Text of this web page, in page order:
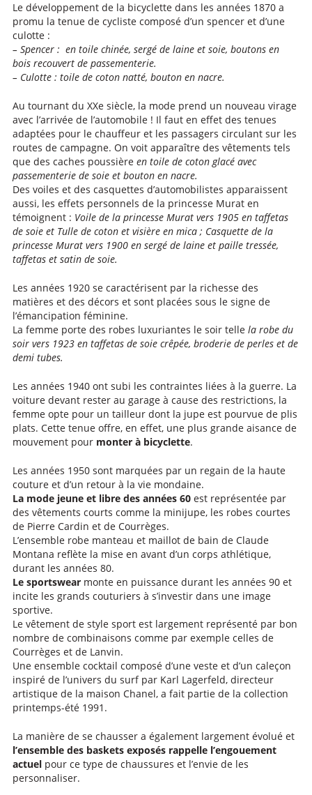
Le développement de la bicyclette dans les années 1870 a
promu la tenue de cycliste composé d’un spencer et d’une
culotte :
– Spencer : en toile chinée, sergé de laine et soie, boutons en
bois recouvert de passementerie.
– Culotte : toile de coton natté, bouton en nacre.
Au tournant du XXe siècle, la mode prend un nouveau virage
avec l’arrivée de l’automobile ! Il faut en effet des tenues
adaptées pour le chauffeur et les passagers circulant sur les
routes de campagne. On voit apparaître des vêtements tels
que des caches poussière en toile de coton glacé avec
passementerie de soie et bouton en nacre.
Des voiles et des casquettes d’automobilistes apparaissent
aussi, les effets personnels de la princesse Murat en
témoignent : Voile de la princesse Murat vers 1905 en taffetas
de soie et Tulle de coton et visière en mica ; Casquette de la
princesse Murat vers 1900 en sergé de laine et paille tressée,
taffetas et satin de soie.
Les années 1920 se caractérisent par la richesse des
matières et des décors et sont placées sous le signe de
l’émancipation féminine.
La femme porte des robes luxuriantes le soir telle la robe du
soir vers 1923 en taffetas de soie crêpée, broderie de perles et de
demi tubes.
Les années 1940 ont subi les contraintes liées à la guerre. La
voiture devant rester au garage à cause des restrictions, la
femme opte pour un tailleur dont la jupe est pourvue de plis
plats. Cette tenue offre, en effet, une plus grande aisance de
mouvement pour monter à bicyclette.
Les années 1950 sont marquées par un regain de la haute
couture et d’un retour à la vie mondaine.
La mode jeune et libre des années 60 est représentée par
des vêtements courts comme la minijupe, les robes courtes
de Pierre Cardin et de Courrèges.
L’ensemble robe manteau et maillot de bain de Claude
Montana reflète la mise en avant d’un corps athlétique,
durant les années 80.
Le sportswear monte en puissance durant les années 90 et
incite les grands couturiers à s’investir dans une image
sportive.
Le vêtement de style sport est largement représenté par bon
nombre de combinaisons comme par exemple celles de
Courrèges et de Lanvin.
Une ensemble cocktail composé d’une veste et d’un caleçon
inspiré de l’univers du surf par Karl Lagerfeld, directeur
artistique de la maison Chanel, a fait partie de la collection
printemps-été 1991.
La manière de se chausser a également largement évolué et
l’ensemble des baskets exposés rappelle l’engouement
actuel pour ce type de chaussures et l’envie de les
personnaliser.